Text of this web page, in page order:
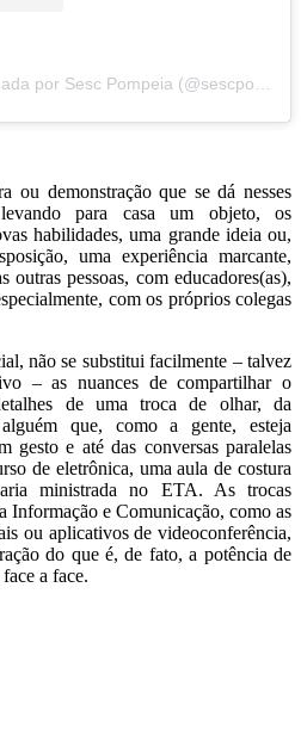
Uma publicação compartilhada por Sesc Pompeia (@sescpompeia)
ou demonstração que se dá nesses
levando para casa um objeto, os
habilidades, uma grande ideia ou,
uma experiência marcante,
pessoas, com educadores(as),
com os próprios colegas
não se substitui facilmente – talvez
– as nuances de compartilhar o
de uma troca de olhar, da
que, como a gente, esteja
gesto e até das conversas paralelas
de eletrônica, uma aula de costura
ministrada no ETA. As trocas
Informação e Comunicação, como as
ou aplicativos de videoconferência,
do que é, de fato, a potência de
a face.